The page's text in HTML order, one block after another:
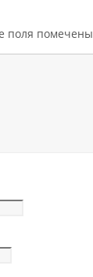
поля помечены